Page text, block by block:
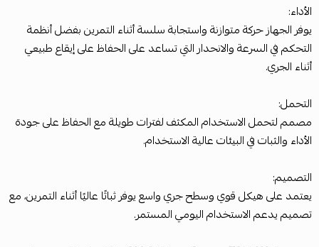
الأداء:
يوفر الجهاز حركة متوازنة واستجابة سلسة أثناء التمرين بفضل أنظمة
التحكم في السرعة والانحدار التي تساعد على الحفاظ على إيقاع طبيعي
أثناء الجري.
التحمل:
مصمم لتحمل الاستخدام المكثف لفترات طويلة مع الحفاظ على جودة
الأداء والثبات في البيئات عالية الاستخدام.
التصميم:
يعتمد على هيكل قوي وسطح جري واسع يوفر ثباتًا عاليًا أثناء التمرين، مع
تصميم يدعم الاستخدام اليومي المستمر.